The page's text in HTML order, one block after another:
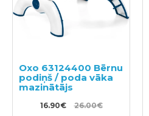
Oxo 63124400 Bērnu
podiņš / poda vāka
mazinātājs
16.90€ 26.00€